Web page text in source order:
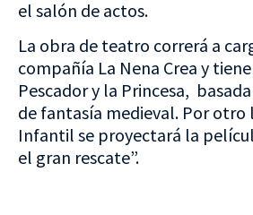
el salón de actos.
La obra de teatro correrá a
compañía La Nena Crea y
Pescador y la Princesa,
de fantasía medieval. Por otro
Infantil se proyectará la
el gran rescate”.